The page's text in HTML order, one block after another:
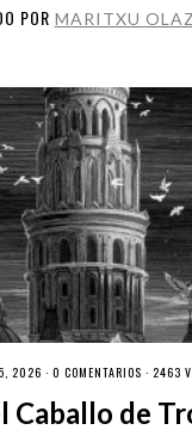
POR MARITXU
2026 · 0 COMENTARIOS · 2463
Caballo de